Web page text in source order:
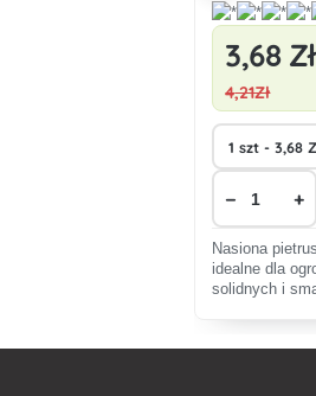
3,68 Zł
4,21Zł
− +
Nasiona
idealne dla
solidnych i